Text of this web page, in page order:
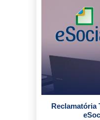
Reclamatória